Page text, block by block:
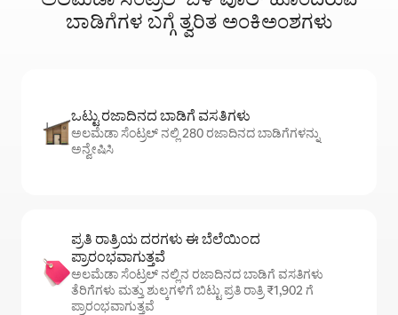
ಬಾಡಿಗೆಗಳ ಬಗ್ಗೆ ತ್ವರಿತ ಅಂಕಿಅಂಶಗಳು
ಒಟ್ಟು ರಜಾದಿನದ ಬಾಡಿಗೆ ವಸತಿಗಳು
ಅಲಮೆಡಾ ಸೆಂಟ್ರಲ್ ನಲ್ಲಿ 280 ರಜಾದಿನದ ಬಾಡಿಗೆಗಳನ್ನು
ಅನ್ವೇಷಿಸಿ
ಪ್ರತಿ ರಾತ್ರಿಯ ದರಗಳು ಈ ಬೆಲೆಯಿಂದ
ಪ್ರಾರಂಭವಾಗುತ್ತವೆ
ಅಲಮೆಡಾ ಸೆಂಟ್ರಲ್ ನಲ್ಲಿನ ರಜಾದಿನದ ಬಾಡಿಗೆ ವಸತಿಗಳು
ತೆರಿಗೆಗಳು ಮತ್ತು ಶುಲ್ಕಗಳಿಗೆ ಬಿಟ್ಟು ಪ್ರತಿ ರಾತ್ರಿ ₹1,902 ಗೆ
ಪ್ರಾರಂಭವಾಗುತ್ತವೆ